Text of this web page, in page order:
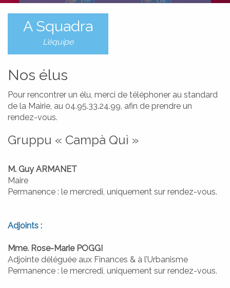
A Squadra
L'équipe
Nos élus
Pour rencontrer un élu, merci de téléphoner au standard
de la Mairie, au 04.95.33.24.99, afin de prendre un
rendez-vous.
Gruppu « Campà Quì »
M. Guy ARMANET
Maire
Permanence : le mercredi, uniquement sur rendez-vous.
Adjoints :
Mme. Rose-Marie POGGI
Adjointe déléguée aux Finances & à l’Urbanisme
Permanence : le mercredi, uniquement sur rendez-vous.